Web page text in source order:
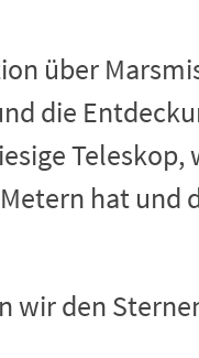
über
die
hat
den